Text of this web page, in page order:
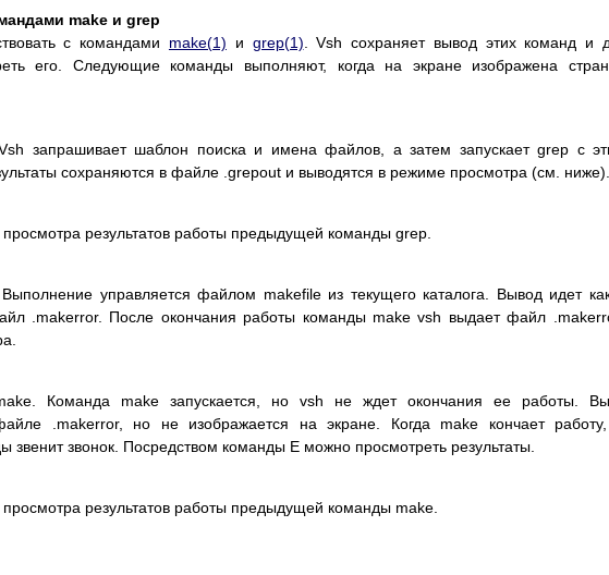
make и grep
с командами make(1) и grep(1) . Vsh сохраняет вывод этих команд и
его. Следующие команды выполняют, когда на экране изображена
запрашивает шаблон поиска и имена файлов, а затем запускает grep с
сохраняются в файле .grepout и выводятся в режиме просмотра (см. ниже).
результатов работы предыдущей команды grep.
Выполнение управляется файлом makefile из текущего каталога. Вывод идет
.makerror. После окончания работы команды make vsh выдает файл
Команда make запускается, но vsh не ждет окончания ее работы.
.makerror, но не изображается на экране. Когда make кончает
звенит звонок. Посредством команды E можно просмотреть результаты.
результатов работы предыдущей команды make.